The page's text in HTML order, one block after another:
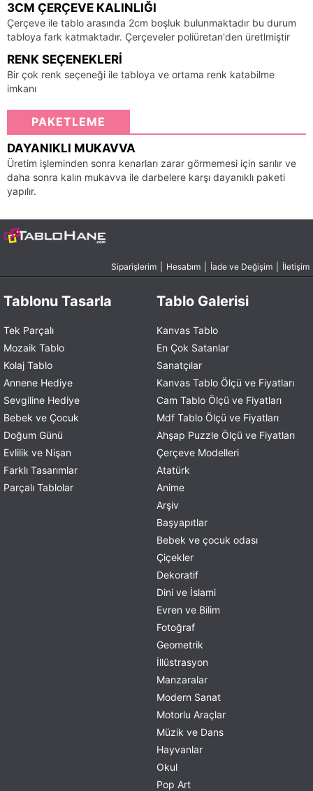
3CM ÇERÇEVE KALINLIĞI
Çerçeve ile tablo arasında 2cm boşluk bulunmaktadır bu durum
tabloya fark katmaktadır. Çerçeveler poliüretan'den üretlmiştir
RENK SEÇENEKLERI
Bir çok renk seçeneği ile tabloya ve ortama renk katabilme
imkanı
PAKETLEME
DAYANIKLI MUKAVVA
Üretim işleminden sonra kenarları zarar görmemesi için sarılır ve
daha sonra kalın mukavva ile darbelere karşı dayanıklı paketi
yapılır.
Siparişlerim Hesabım İade ve Değişim İletişim
Tablonu Tasarla
Tek Parçalı
Mozaik Tablo
Kolaj Tablo
Annene Hediye
Sevgiline Hediye
Bebek ve Çocuk
Doğum Günü
Evlilik ve Nişan
Farklı Tasarımlar
Parçalı Tablolar
Tablo Galerisi
Kanvas Tablo
En Çok Satanlar
Sanatçılar
Kanvas Tablo Ölçü ve Fiyatları
Cam Tablo Ölçü ve Fiyatları
Mdf Tablo Ölçü ve Fiyatları
Ahşap Puzzle Ölçü ve Fiyatları
Çerçeve Modelleri
Atatürk
Anime
Arşiv
Başyapıtlar
Bebek ve çocuk odası
Çiçekler
Dekoratif
Dini ve İslami
Evren ve Bilim
Fotoğraf
Geometrik
İllüstrasyon
Manzaralar
Modern Sanat
Motorlu Araçlar
Müzik ve Dans
Hayvanlar
Okul
Pop Art